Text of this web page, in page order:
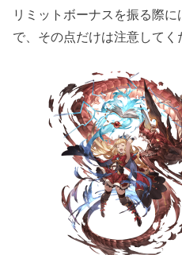
リミットボーナスを振る際
で、その点だけは注意してく